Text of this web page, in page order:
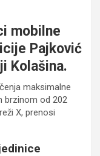
mobilne
Pajković
Kolašina.
maksimalne
brzinom od 202
X, prenosi